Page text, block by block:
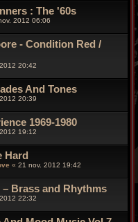
: The '60s
2012 06:06
- Condition Red /
20:42
And Tones
20:39
1969-1980
19:12
Hard
« 21 nov. 2012 19:42
Brass and Rhythms
22:32